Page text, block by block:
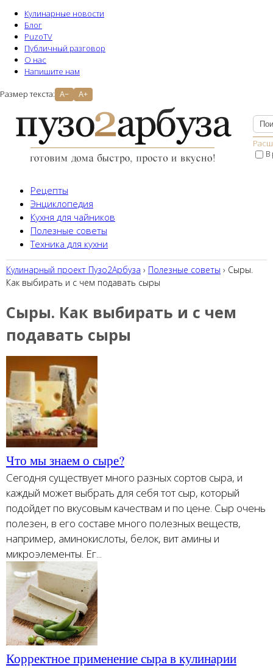
Кулинарные новости
Блог
PuzoTV
Публичный разговор
О нас
Напишите нам
Размер текста: A− A+
В
Рецепты
Энциклопедия
Кухня для чайников
Полезные советы
Техника для кухни
Кулинарный проект Пузо2Aрбуза › Полезные советы › Сыры.
Как выбирать и с чем подавать сыры
Сыры. Как выбирать и с чем
подавать сыры
Что мы знаем о сыре?
Сегодня существует много разных сортов сыра, и
каждый может выбрать для себя тот сыр, который
подойдет по вкусовым качествам и по цене. Сыр очень
полезен, в его составе много полезных веществ,
например, аминокислоты, белок, вит амины и
микроэлементы. Ег...
Корректное применение сыра в кулинарии